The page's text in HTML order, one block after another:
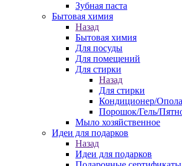
Зубная паста
Бытовая химия
Назад
Бытовая химия
Для посуды
Для помещений
Для стирки
Назад
Для стирки
Кондиционер/
Порошок/Гель/
Мыло хозяйственное
Идеи для подарков
Назад
Идеи для подарков